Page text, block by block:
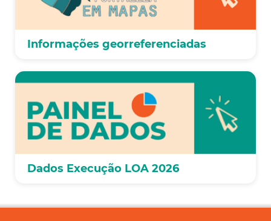
Informações georreferenciadas
Dados Execução LOA 2026